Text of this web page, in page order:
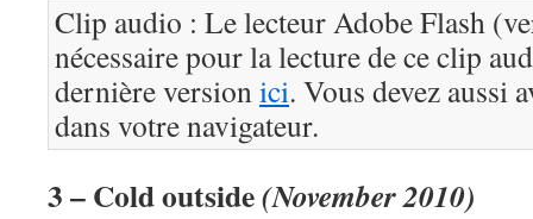
Clip audio : Le lecteur Adobe Flash
nécessaire pour la lecture de ce clip
dernière versionici. Vous devez aussi
dans votre navigateur.
3 – Cold outside(November 2010)